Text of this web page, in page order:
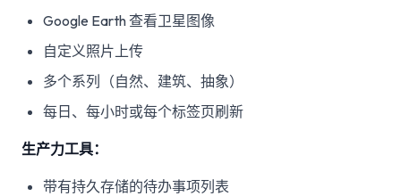
Google Earth 查看卫星图像
自定义照片上传
多个系列（自然、建筑、抽象）
每日、每小时或每个标签页刷新
生产力工具：
带有持久存储的待办事项列表